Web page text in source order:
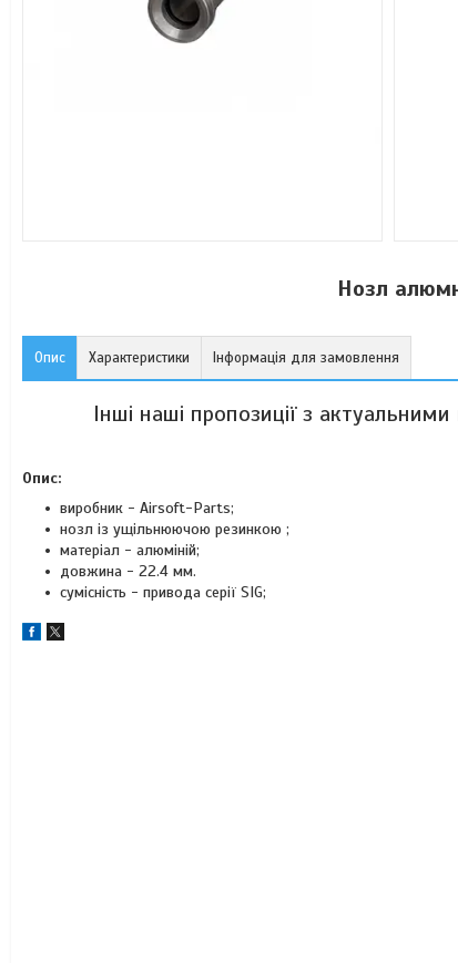
Нозл
Опис Характеристики Інформація для замовлення
Інші наші пропозиції з
Опис:
виробник - Airsoft-Parts;
нозл із ущільнюючою резинкою ;
матеріал - алюміній;
довжина - 22.4 мм.
сумісність - привода серії SIG;